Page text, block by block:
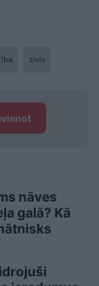
zivis
nāves
galā? Kā